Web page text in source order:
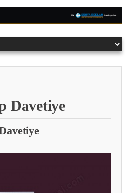
Davetiye